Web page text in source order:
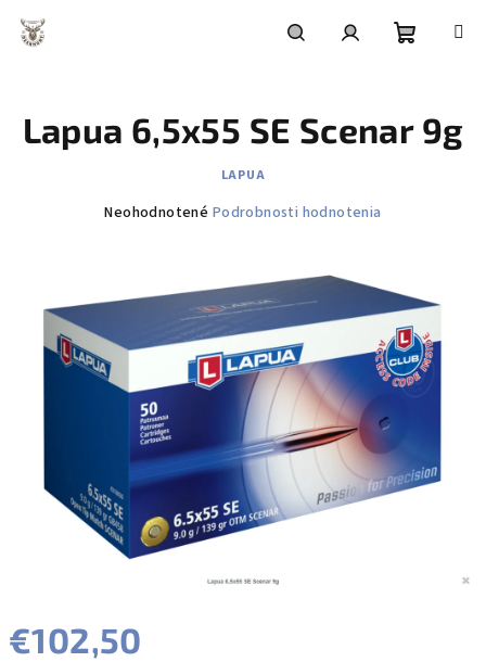
obsah
košík
€102,50
Lapua 6,5x55 SE Scenar 9g
LAPUA
Priemerné
0,0
5
hviezdičiek.
Neohodnotené Podrobnosti hodnotenia